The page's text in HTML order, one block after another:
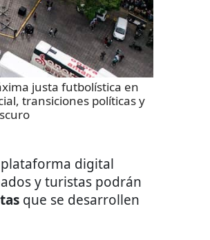
justa futbolística en
transiciones políticas y
digital
y turistas podrán
que se desarrollen